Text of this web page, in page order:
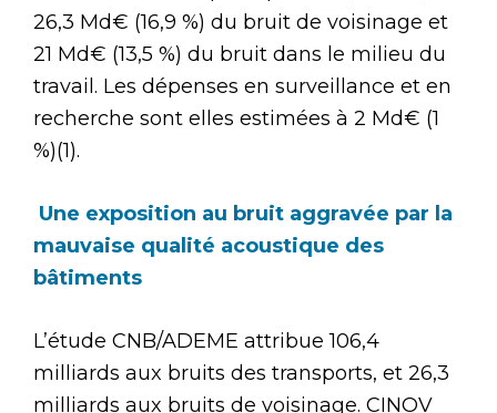
26,3 Md€ (16,9 %) du bruit de voisinage et
21 Md€ (13,5 %) du bruit dans le milieu du
travail. Les dépenses en surveillance et en
recherche sont elles estimées à 2 Md€ (1
%)(1).
Une exposition au bruit aggravée par la
mauvaise qualité acoustique des
bâtiments
L’étude CNB/ADEME attribue 106,4
milliards aux bruits des transports, et 26,3
milliards aux bruits de voisinage. CINOV